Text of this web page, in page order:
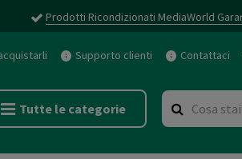
Prodotti Ricondizionati MediaWorld
Supporto clienti Contattaci
Tutte le categorie